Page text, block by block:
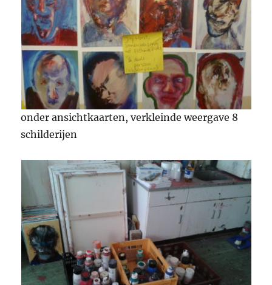
onder ansichtkaarten, verkleinde weergave 8
schilderijen